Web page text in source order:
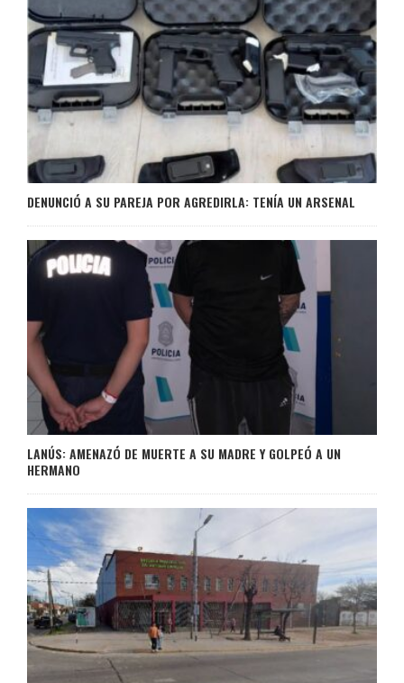
DENUNCIÓ A SU PAREJA POR AGREDIRLA: TENÍA UN ARSENAL
LANÚS: AMENAZÓ DE MUERTE A SU MADRE Y GOLPEÓ A UN
HERMANO